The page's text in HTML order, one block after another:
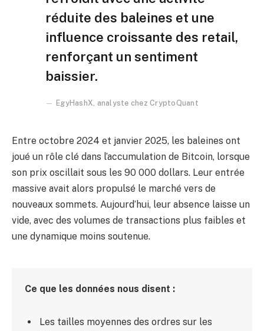
réduite des baleines et une
influence croissante des retail,
renforçant un sentiment
baissier.
EgyHashX, analyste chez CryptoQuant
Entre octobre 2024 et janvier 2025, les baleines ont
joué un rôle clé dans l’accumulation de Bitcoin, lorsque
son prix oscillait sous les 90 000 dollars. Leur entrée
massive avait alors propulsé le marché vers de
nouveaux sommets. Aujourd’hui, leur absence laisse un
vide, avec des volumes de transactions plus faibles et
une dynamique moins soutenue.
Ce que les données nous disent :
Les tailles moyennes des ordres sur les